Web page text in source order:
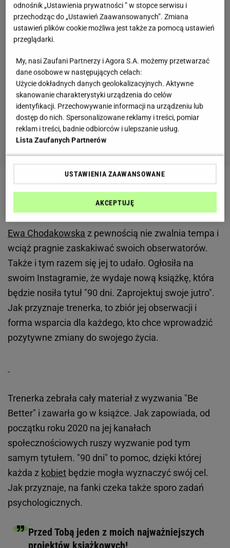
Ewa Chodakowska zdradziła, jak będzie wyglądać
jej najnowszy projekt
Ewa Chodakowska z pewnością nie zwalnia tempa i
wciąż pragnie zaskakiwać swoich obserwatorów.
Także i tym razem się jej to udało. Ogłosiła na
swoim Instagramie, że wydaje nową książkę, która
będzie nosiła tytuł "90 dni. Zaprojektuj swoje jutro".
Jak przyznaje trenerka, to zbiór jej obserwacji i
forma wsparcia dla każdego, kto chce wprowadzić
pozytywne zmiany do swojego życia.
Trenerka zebrała cały materiał z wyzwania "Be
Better" i zawarła go w książce. Jak zapowiada, od
początku roku 2020 na jej kanałach
społecznościowych ruszy wyzwanie pod tym
samym tytułem. "90 dni" to pomoc, dzięki której
każda z kobiet będzie mogła wyznaczyć swój cel.
Jak przyznaje, na fanki czeka także sporo zadań
psychologicznych.
Przed Tobą jeden z moich najważniejszych
odnośnik „Ustawienia prywatności ” w stopce serwisu i
przechodząc do „Ustawień Zaawansowanych”. Zmiana
ustawień plików cookie możliwa jest także za pomocą ustawień
przeglądarki.
My, nasi Zaufani Partnerzy i Agora S.A. możemy przetwarzać
dane osobowe w następujących celach:
Użycie dokładnych danych geolokalizacyjnych. Aktywne
skanowanie charakterystyki urządzenia do celów
identyfikacji. Przechowywanie informacji na urządzeniu lub
dostęp do nich. Spersonalizowane reklamy i treści, pomiar
reklam i treści, badnie odbiorców i ulepszanie usług.
Lista Zaufanych Partnerów
USTAWIENIA ZAAWANSOWANE
AKCEPTUJĘ